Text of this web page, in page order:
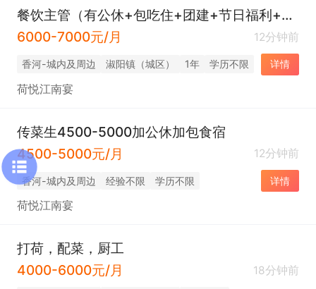
餐饮主管（有公休+包吃住+团建+节日福利+工龄奖）
6000-7000元/月
12分钟前
香河-城内及周边 淑阳镇（城区） 1年 学历不限 详情
荷悦江南宴
传菜生4500-5000加公休加包食宿
4500-5000元/月
12分钟前
香河-城内及周边 经验不限 学历不限 详情
荷悦江南宴
打荷，配菜，厨工
4000-6000元/月
18分钟前